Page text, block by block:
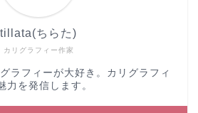
カリグラフィー作家
tillata(ちらた)
ラフィーが大好き。カリグラフィ
力を発信します。